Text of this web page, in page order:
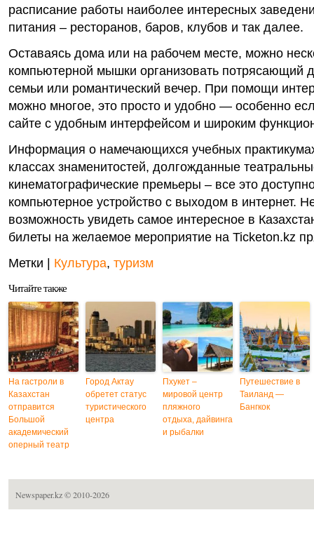
расписание работы наиболее интересных
питания – ресторанов, баров, клубов и так далее.
Оставаясь дома или на рабочем месте, можно
компьютерной мышки организовать потрясающий
семьи или романтический вечер. При помощи
можно многое, это просто и удобно — особенно
сайте с удобным интерфейсом и широким
Информация о намечающихся учебных
классах знаменитостей, долгожданные
кинематографические премьеры – все это
компьютерное устройство с выходом в интернет.
возможность увидеть самое интересное в
билеты на желаемое мероприятие на Ticketon.kz
Метки | Культура, туризм
Читайте также
На гастроли в
Казахстан
отправится
Большой
академический
оперный театр
Город Актау
обретет статус
туристического
центра
Пхукет –
мировой центр
пляжного
отдыха, дайвинга
и рыбалки
Путешествие в
Таиланд —
Бангкок
Newspaper.kz© 2010-2026